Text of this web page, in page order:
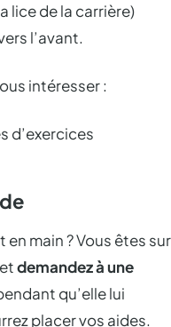
lice de la carrière)
l’avant.
intéresser :
d’exercices
main ? Vous êtes sur
demandez à une
qu’elle lui
placer vos aides.